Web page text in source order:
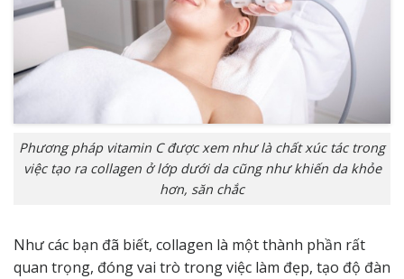
Phương pháp vitamin C được xem như là chất xúc tác trong
việc tạo ra collagen ở lớp dưới da cũng như khiến da khỏe
hơn, săn chắc
Như các bạn đã biết, collagen là một thành phần rất
quan trọng, đóng vai trò trong việc làm đẹp, tạo độ đàn